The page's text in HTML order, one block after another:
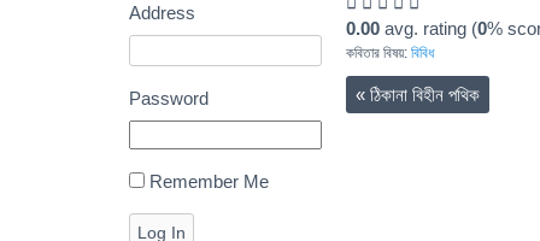
0.00 avg. rating (0%
কবিতার বিষয়: বিবিধ
« ঠিকানা বিহীন পথিক
Address
Password
Remember Me
Log In